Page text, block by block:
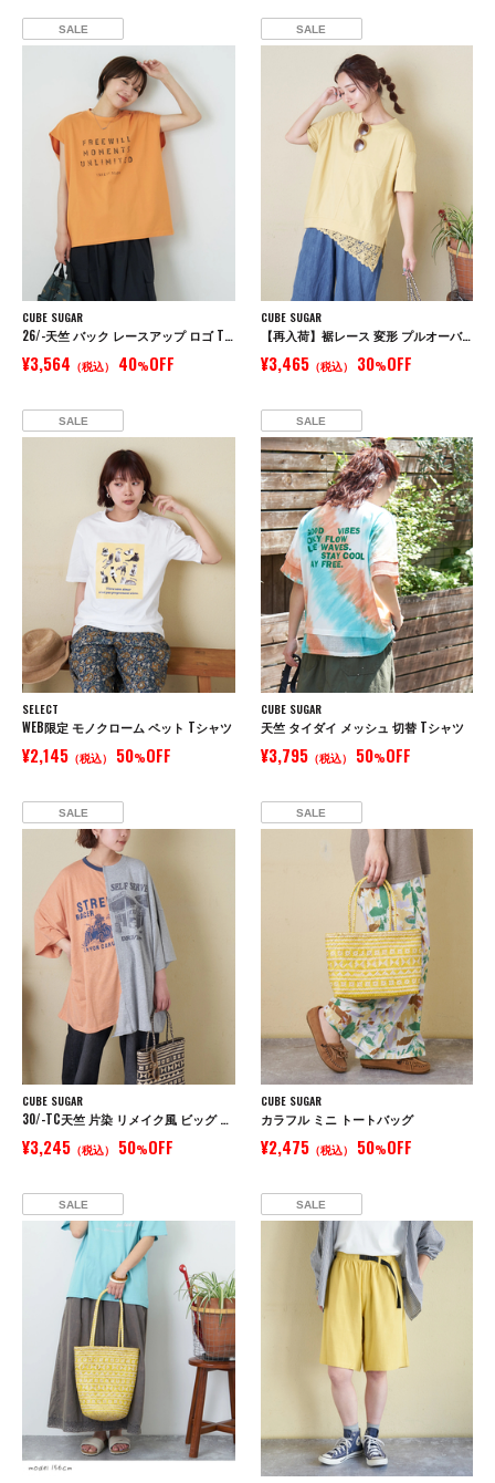
SALE
CUBE SUGAR
26/-天竺 バック レースアップ ロゴ Tシャツ
¥3,564 （税込） 40%OFF
SALE
CUBE SUGAR
【再入荷】裾レース 変形 プルオーバー Tシャツ
¥3,465（税込） 30%OFF
SALE
SELECT
WEB限定 モノクローム ペット Tシャツ
¥2,145 （税込） 50%OFF
SALE
CUBE SUGAR
天竺 タイダイ メッシュ 切替 Tシャツ
¥3,795（税込） 50%OFF
SALE
CUBE SUGAR
30/-TC天竺 片染 リメイク風 ビッグ Tシャツ
¥3,245 （税込） 50%OFF
SALE
CUBE SUGAR
カラフル ミニ トートバッグ
¥2,475（税込） 50%OFF
SALE SALE